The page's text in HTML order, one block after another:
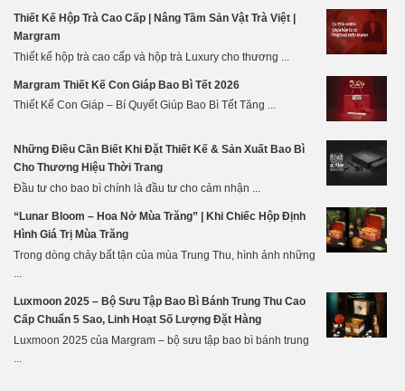
Thiết Kế Hộp Trà Cao Cấp | Nâng Tầm Sản Vật Trà Việt |
Margram
Thiết kế hộp trà cao cấp và hộp trà Luxury cho thương ...
Margram Thiết Kế Con Giáp Bao Bì Tết 2026
Thiết Kế Con Giáp – Bí Quyết Giúp Bao Bì Tết Tăng ...
Những Điều Cần Biết Khi Đặt Thiết Kế & Sản Xuất Bao Bì
Cho Thương Hiệu Thời Trang
Đầu tư cho bao bì chính là đầu tư cho cảm nhận ...
“Lunar Bloom – Hoa Nở Mùa Trăng” | Khi Chiếc Hộp Định
Hình Giá Trị Mùa Trăng
Trong dòng chảy bất tận của mùa Trung Thu, hình ảnh những
Luxmoon 2025 – Bộ Sưu Tập Bao Bì Bánh Trung Thu Cao
Cấp Chuẩn 5 Sao, Linh Hoạt Số Lượng Đặt Hàng
Luxmoon 2025 của Margram – bộ sưu tập bao bì bánh trung